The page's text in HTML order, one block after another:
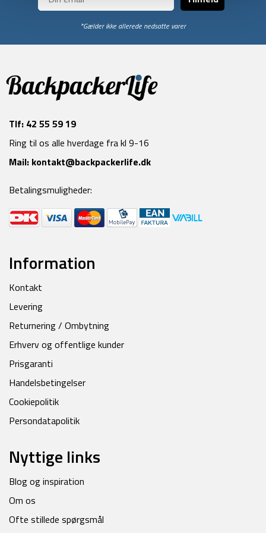
*Gælder ikke allerede nedsatte varer
Tlf: 42 55 59 19
Ring til os alle hverdage fra kl 9-16
Mail: kontakt@backpackerlife.dk
Betalingsmuligheder:
Information
Kontakt
Levering
Returnering / Ombytning
Erhverv og offentlige kunder
Prisgaranti
Handelsbetingelser
Cookiepolitik
Persondatapolitik
Nyttige links
Blog og inspiration
Om os
Ofte stillede spørgsmål